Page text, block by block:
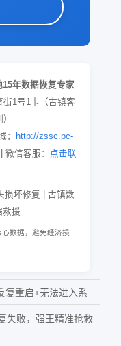
年数据恢复专家
1号1卡（古镇客
：
http://zssc.pc-
微信客服：
点击联
损坏修复 | 古镇数
救援
数据，避免经济损
复重启+无法进入系
失败，强王精准抢救